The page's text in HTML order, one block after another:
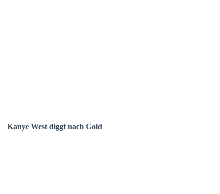
Kanye West diggt nach Gold